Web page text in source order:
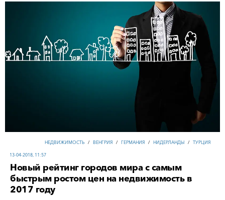
НЕДВИЖИМОСТЬ / ВЕНГРИЯ / ГЕРМАНИЯ / НИДЕРЛАНДЫ / ТУРЦИЯ
13-04-2018, 11:57
Новый рейтинг городов мира с самым
быстрым ростом цен на недвижимость в
2017 году